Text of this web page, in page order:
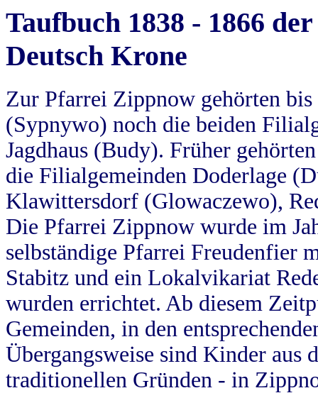
Taufbuch 1838 - 1866
Deutsch Krone
Zur Pfarrei Zippnow gehörten
(Sypnywo) noch die beiden
Jagdhaus (Budy). Früher
die Filialgemeinden Doderlage
Klawittersdorf (Glowaczewo),
Die Pfarrei Zippnow wurde im
selbständige Pfarrei Freudenfier
Stabitz und ein Lokalvikariat
wurden errichtet. Ab diesem
Gemeinden, in den
Übergangsweise sind Kinder aus
traditionellen Gründen - in